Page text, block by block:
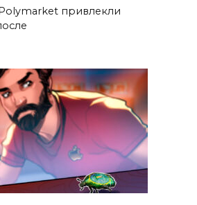
привлекли